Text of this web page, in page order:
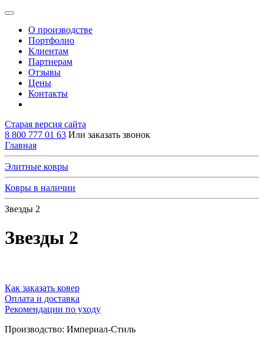
О производстве
Портфолио
Клиентам
Партнерам
Отзывы
Цены
Контакты
Старая версия сайта
8 800 777 01 63 Или заказать звонок
Главная
Элитные ковры
Ковры в наличии
Звезды 2
Звезды 2
Как заказать ковер
Оплата и доставка
Рекомендации по уходу
Производство: Империал-Стиль